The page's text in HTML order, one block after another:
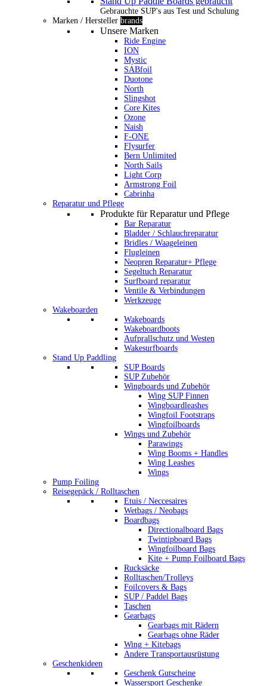
Gebrauchte SUP's aus Test und Schulung
Marken / Hersteller brands
Unsere Marken
Ride Engine
ION
Mystic
SABfoil
Duotone
North
Slingshot
Core Kites
Ozone
Naish
F-ONE
Flysurfer
Bern Unlimited
North Sails
Light Corp
Armstrong Foil
Cabrinha
Reparatur und Pflege
Produkte für Reparatur und Pflege
Bar Reparatur
Bladder / Schlauchreparatur
Bridles / Waageleinen
Flugleinen
Neopren Reparatur+ Pflege
Segeltuch Reparatur
Surfboard reparatur
Ventile & Verbindungen
Werkzeuge
Wakeboarden
Wakeboards
Wakeboardboots
Aufprallschutz und Westen
Wakesurfboards
Stand Up Paddling
SUP Boards
SUP Zubehör
Wingboards und Zubehör
Wing SUP Finnen
Wingboardleashes
Wingfoil Footstraps
Wingfoilboards
Wings und Zubehör
Parawings
Wing Booms + Handles
Wing Leashes
Wings
Pump Foiling
Reisegepäck / Rolltaschen
Etuis / Neccesaires
Wetbags / Neobags
Boardbags
Directionalboard Bags
Twintipboard Bags
Wingfoilboard Bags
Kite + Pump Foilboard Bags
Rucksäcke
Rolltaschen/Trolleys
Foilcovers & Bags
SUP / Paddel Bags
Taschen
Gearbags
Gearbags mit Rädern
Gearbags ohne Räder
Wing + Kitebags
Andere Transportausrüstung
Geschenkideen
Geschenk Gutscheine
Wassersport Geschenke